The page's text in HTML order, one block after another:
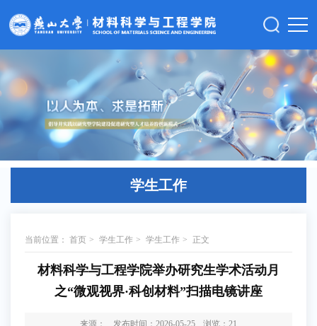
学生工作
当前位置： 首页 > 学生工作 > 学生工作 > 正文
材料科学与工程学院举办研究生学术活动月
之“微观视界·科创材料”扫描电镜讲座
来源： 发布时间：2026-05-25 浏览： 21